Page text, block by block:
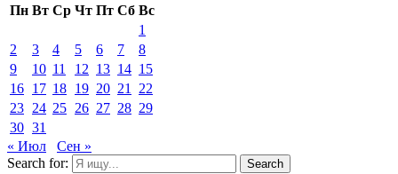
Пн Вт Ср Чт Пт Сб Вс
1
2
3 4 5 6 7
8
9
10 11 12 13 14 15
16 17 18 19 20 21
22
23 24 25 26 27 28 29
30 31
« Июл
Сен »
Search for:
Search